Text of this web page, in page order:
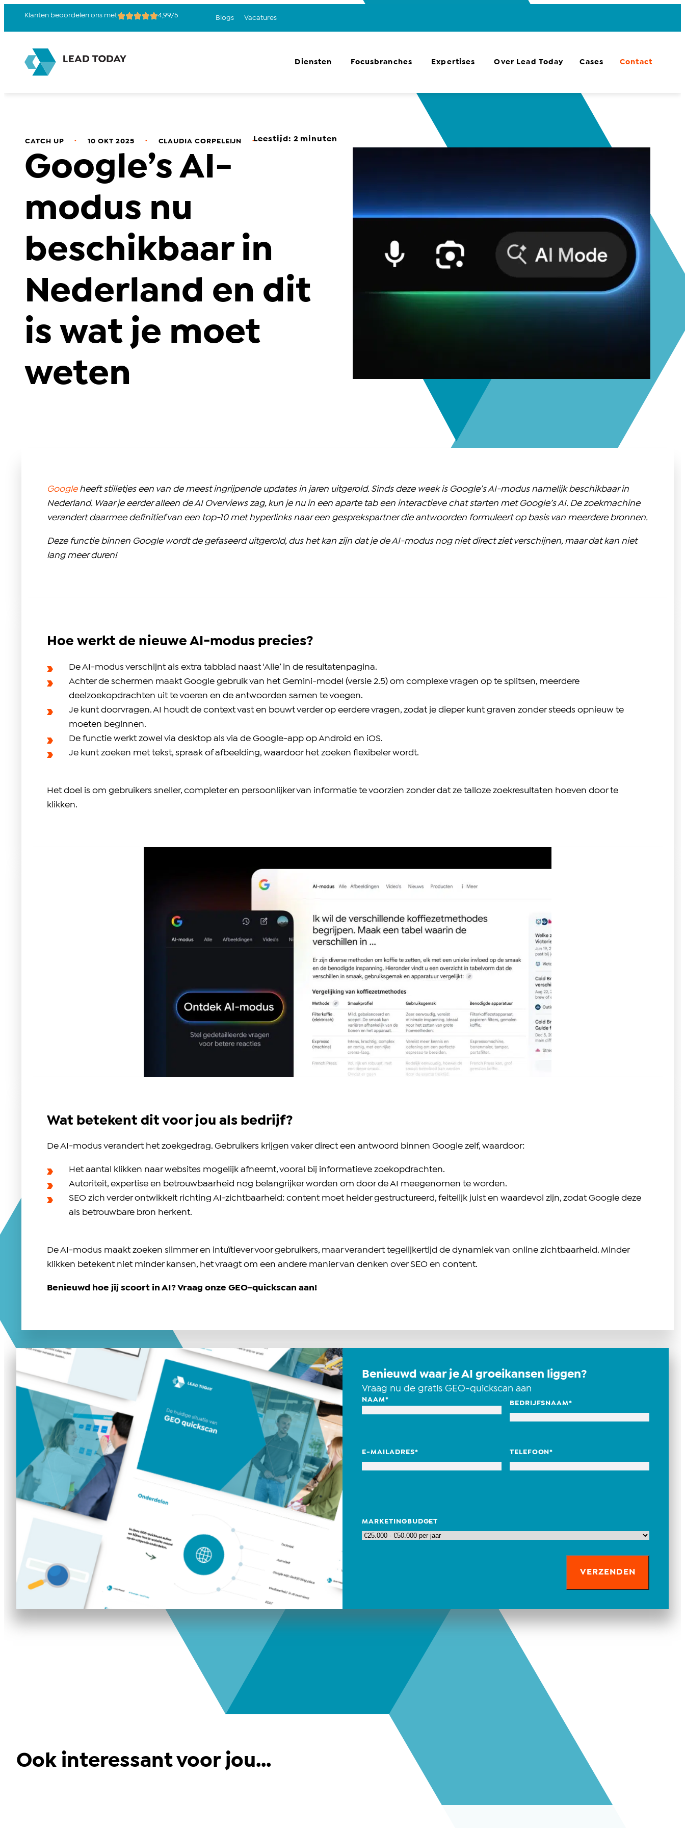
Klanten beoordelen ons met 4,99/5 Blogs Vacatures
Diensten Focusbranches Expertises Over Lead Today Cases Contact
CATCH UP . 10 OKT 2025 . CLAUDIA CORPELEIJN .Leestijd: 2 minuten
Google’s AI-
modus nu
beschikbaar in
Nederland en dit
is wat je moet
weten
Googleheeft stilletjes een van de meest ingrijpende updates in jaren uitgerold. Sinds deze week is Google’s AI-modus namelijk beschikbaar in
Nederland. Waar je eerder alleen de AI Overviews zag, kun je nu in een aparte tab een interactieve chat starten met Google’s AI. De zoekmachine
verandert daarmee definitief van een top-10 met hyperlinks naar een gesprekspartner die antwoorden formuleert op basis van meerdere bronnen.
Deze functie binnen Google wordt de gefaseerd uitgerold, dus het kan zijn dat je de AI-modus nog niet direct ziet verschijnen, maar dat kan niet
lang meer duren!
Hoe werkt de nieuwe AI-modus precies?
De AI-modus verschijnt als extra tabblad naast ‘Alle’ in de resultatenpagina.
Achter de schermen maakt Google gebruik van het Gemini-model (versie 2.5) om complexe vragen op te splitsen, meerdere
deelzoekopdrachten uit te voeren en de antwoorden samen te voegen.
Je kunt doorvragen. AI houdt de context vast en bouwt verder op eerdere vragen, zodat je dieper kunt graven zonder steeds opnieuw te
moeten beginnen.
De functie werkt zowel via desktop als via de Google-app op Android en iOS.
Je kunt zoeken met tekst, spraak of afbeelding, waardoor het zoeken flexibeler wordt.
Het doel is om gebruikers sneller, completer en persoonlijker van informatie te voorzien zonder dat ze talloze zoekresultaten hoeven door te
klikken.
Wat betekent dit voor jou als bedrijf?
De AI-modus verandert het zoekgedrag. Gebruikers krijgen vaker direct een antwoord binnen Google zelf, waardoor:
Het aantal klikken naar websites mogelijk afneemt, vooral bij informatieve zoekopdrachten.
Autoriteit, expertise en betrouwbaarheid nog belangrijker worden om door de AI meegenomen te worden.
SEO zich verder ontwikkelt richting AI-zichtbaarheid: content moet helder gestructureerd, feitelijk juist en waardevol zijn, zodat Google deze
als betrouwbare bron herkent.
De AI-modus maakt zoeken slimmer en intuïtiever voor gebruikers, maar verandert tegelijkertijd de dynamiek van online zichtbaarheid. Minder
klikken betekent niet minder kansen, het vraagt om een andere manier van denken over SEO en content.
Benieuwd hoe jij scoort in AI? Vraag onze GEO-quickscan aan!
Benieuwd waar je AI groeikansen liggen?
Vraag nu de gratis GEO-quickscan aan
NAAM*
BEDRIJFSNAAM*
E-MAILADRES* TELEFOON*
MARKETINGBUDGET
Ook interessant voor jou...